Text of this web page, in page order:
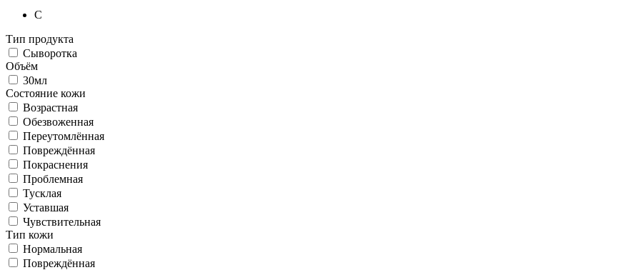
C
Тип продукта
Сыворотка
Объём
30мл
Состояние кожи
Возрастная
Обезвоженная
Переутомлённая
Повреждённая
Покраснения
Проблемная
Тусклая
Уставшая
Чувствительная
Тип кожи
Нормальная
Повреждённая